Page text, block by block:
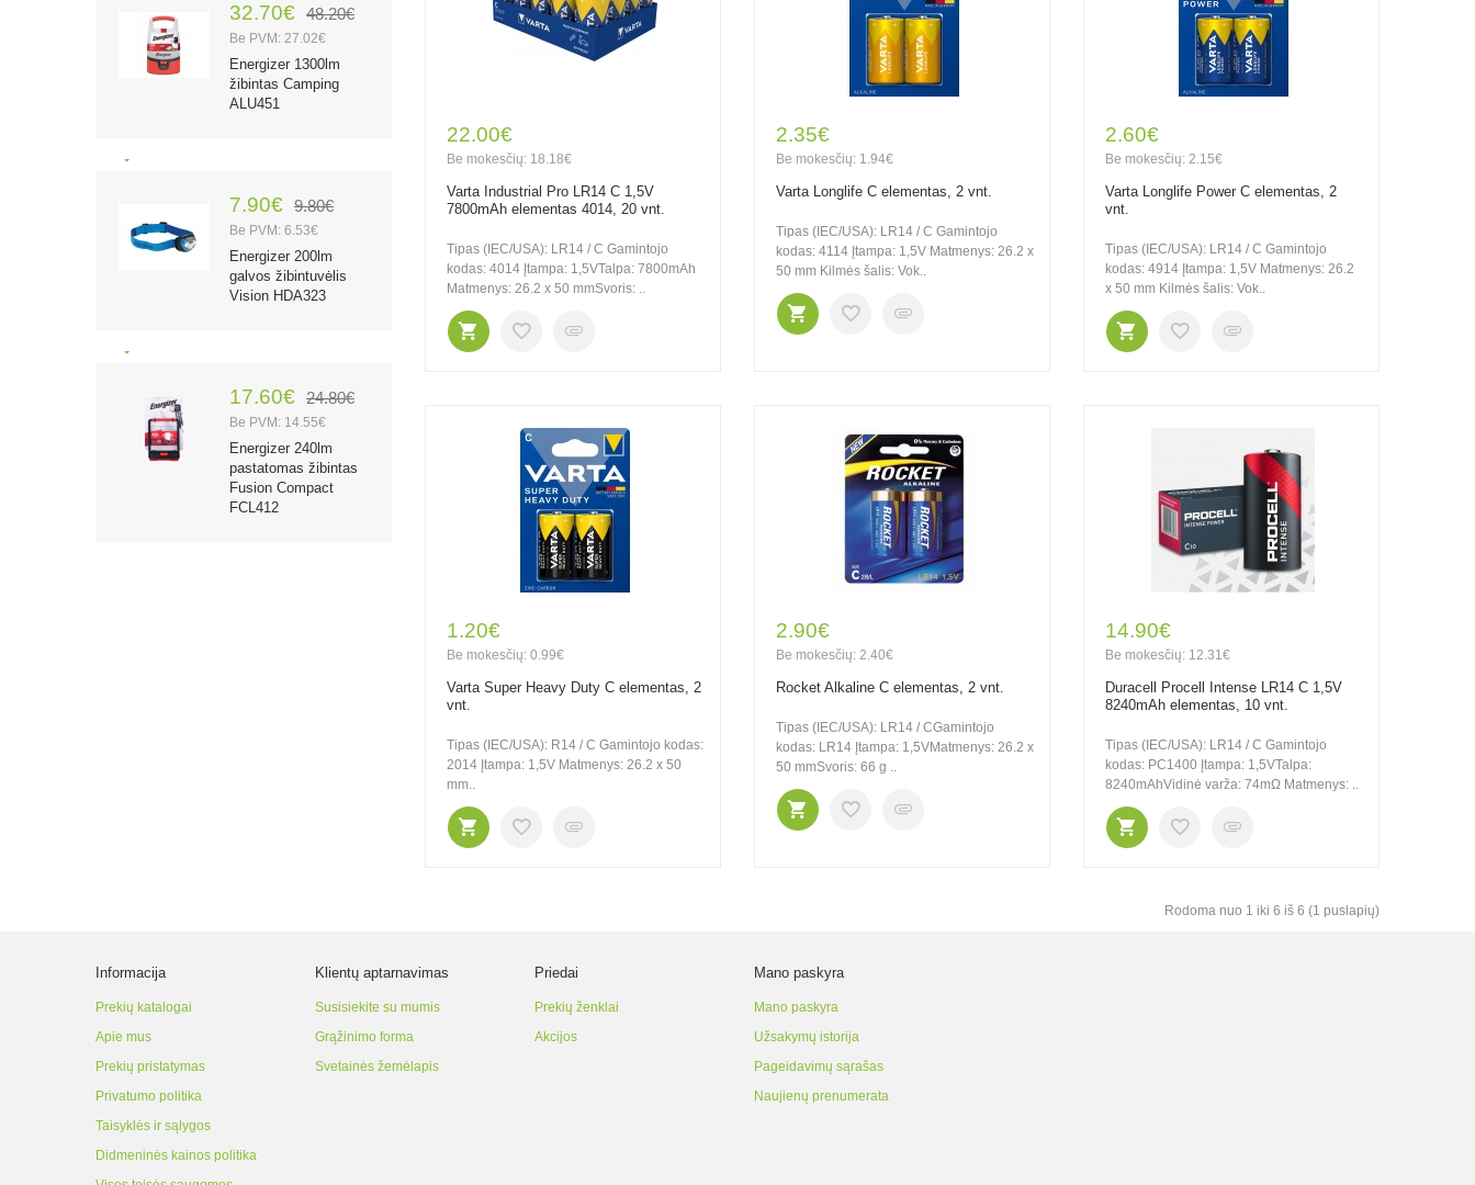
32.70€ 48.20€
Be PVM: 27.02€
Energizer 1300lm
žibintas Camping
ALU451
7.90€ 9.80€
Be PVM: 6.53€
Energizer 200lm
galvos žibintuvėlis
Vision HDA323
17.60€ 24.80€
Be PVM: 14.55€
Energizer 240lm
pastatomas žibintas
Fusion Compact
FCL412
74.00€
Be PVM: 40.50€
22.00€
Be mokesčių: 18.18€
Varta Industrial Pro LR14 C 1,5V
7800mAh elementas 4014, 20 vnt.
Tipas (IEC/USA): LR14 / C Gamintojo
kodas: 4014 Įtampa: 1,5VTalpa: 7800mAh
Matmenys: 26.2 x 50 mmSvoris: ..
2.35€
Be mokesčių: 1.94€
Varta Longlife C elementas, 2 vnt.
Tipas (IEC/USA): LR14 / C Gamintojo
kodas: 4114 Įtampa: 1,5V Matmenys: 26.2 x
50 mm Kilmės šalis: Vok..
2.60€
Be mokesčių: 2.15€
Varta Longlife Power C elementas, 2
vnt.
Tipas (IEC/USA): LR14 / C Gamintojo
kodas: 4914 Įtampa: 1,5V Matmenys: 26.2
x 50 mm Kilmės šalis: Vok..
1.20€
Be mokesčių: 0.99€
Varta Super Heavy Duty C elementas, 2
vnt.
Tipas (IEC/USA): R14 / C Gamintojo kodas:
2014 Įtampa: 1,5V Matmenys: 26.2 x 50
mm..
2.90€
Be mokesčių: 2.40€
Rocket Alkaline C elementas, 2 vnt.
Tipas (IEC/USA): LR14 / CGamintojo
kodas: LR14 Įtampa: 1,5VMatmenys: 26.2 x
50 mmSvoris: 66 g ..
14.90€
Be mokesčių: 12.31€
Duracell Procell Intense LR14 C 1,5V
8240mAh elementas, 10 vnt.
Tipas (IEC/USA): LR14 / C Gamintojo
kodas: PC1400 Įtampa: 1,5VTalpa:
8240mAhVidinė varža: 74mΩ Matmenys: ..
Rodoma nuo 1 iki 6 iš 6 (1 puslapių)
Informacija
Prekių katalogai
Apie mus
Prekių pristatymas
Privatumo politika
Taisyklės ir sąlygos
Didmeninės kainos politika
Klientų aptarnavimas
Susisiekite su mumis
Grąžinimo forma
Svetainės žemėlapis
Priedai
Prekių ženklai
Akcijos
Mano paskyra
Mano paskyra
Užsakymų istorija
Pageidavimų sąrašas
Naujienų prenumerata